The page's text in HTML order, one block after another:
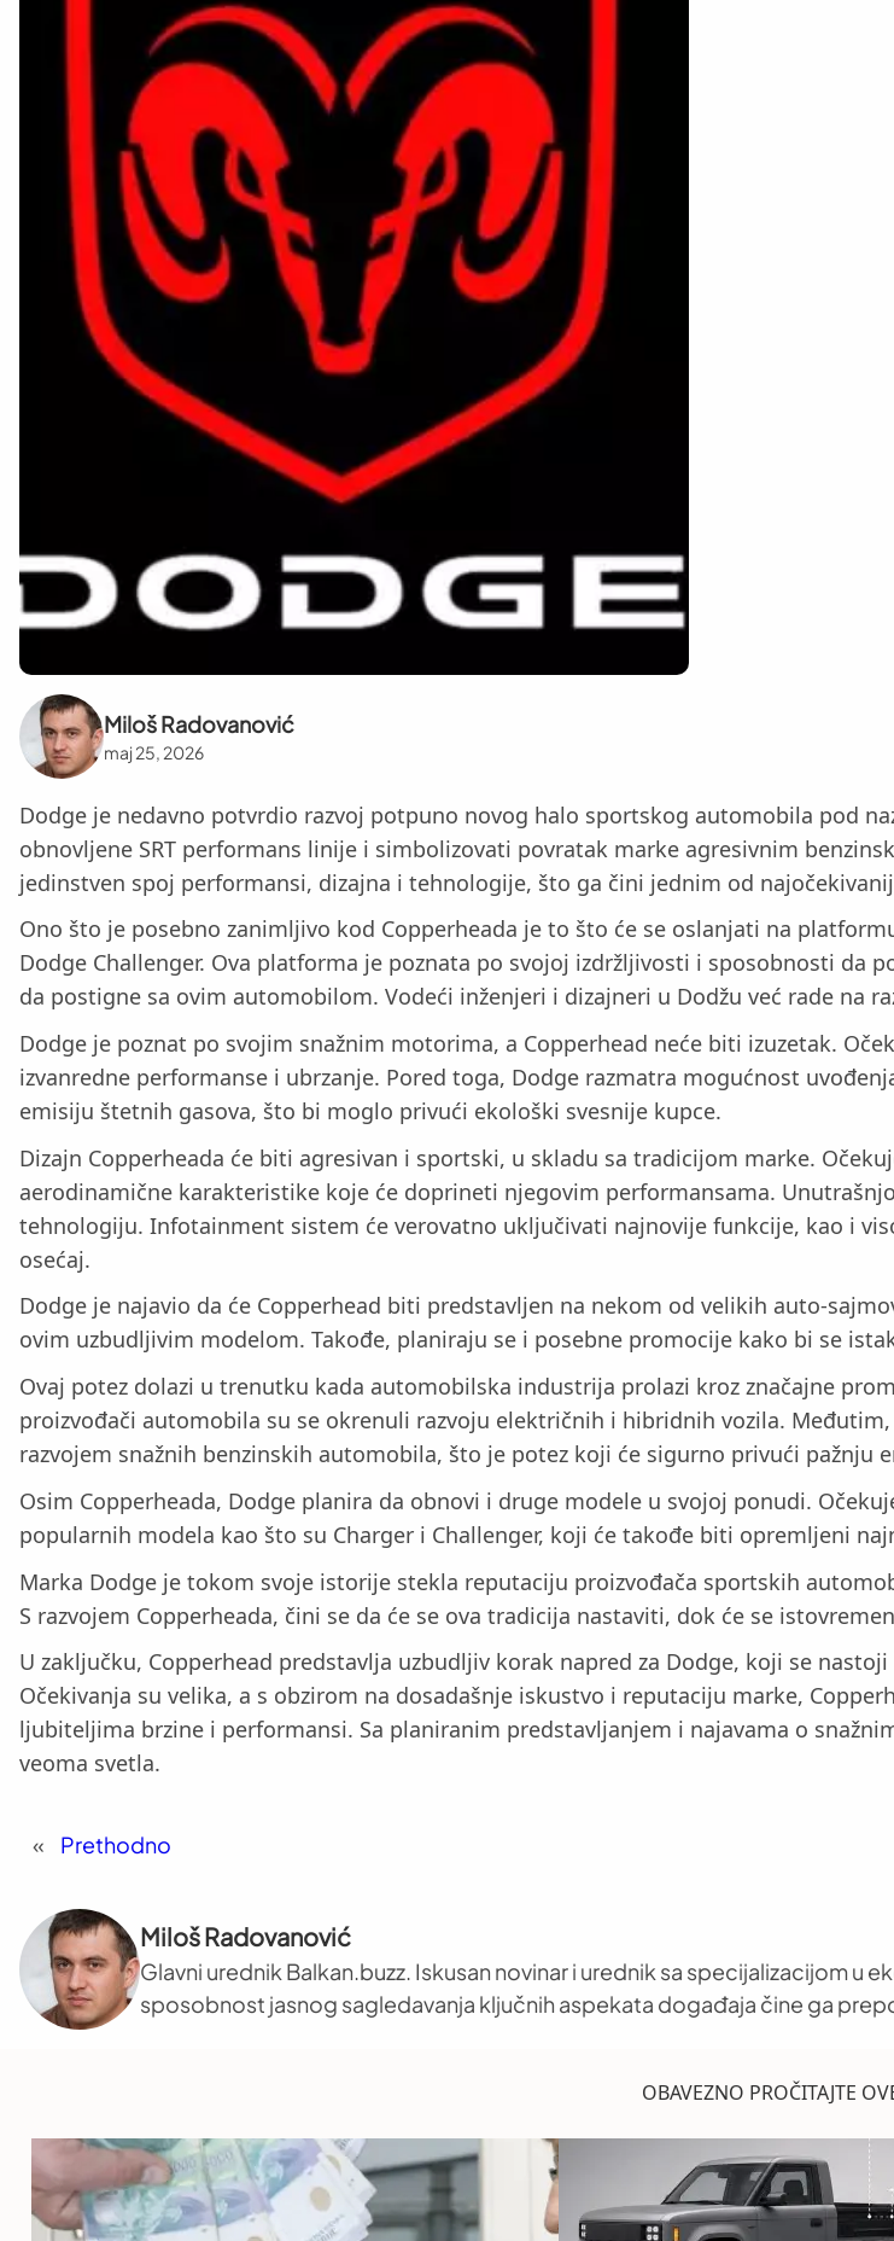
Miloš Radovanović
maj 25, 2026
Dodge je nedavno potvrdio razvoj potpuno novog halo sportskog automobila pod
obnovljene SRT performans linije i simbolizovati povratak marke agresivnim
jedinstven spoj performansi, dizajna i tehnologije, što ga čini jednim od
Ono što je posebno zanimljivo kod Copperheada je to što će se oslanjati na
Dodge Challenger. Ova platforma je poznata po svojoj izdržljivosti i sposobnosti da
da postigne sa ovim automobilom. Vodeći inženjeri i dizajneri u Dodžu već rade na
Dodge je poznat po svojim snažnim motorima, a Copperhead neće biti izuzetak.
izvanredne performanse i ubrzanje. Pored toga, Dodge razmatra mogućnost
emisiju štetnih gasova, što bi moglo privući ekološki svesnije kupce.
Dizajn Copperheada će biti agresivan i sportski, u skladu sa tradicijom marke.
aerodinamične karakteristike koje će doprineti njegovim performansama.
tehnologiju. Infotainment sistem će verovatno uključivati najnovije funkcije, kao i
osećaj.
Dodge je najavio da će Copperhead biti predstavljen na nekom od velikih auto-
ovim uzbudljivim modelom. Takođe, planiraju se i posebne promocije kako bi se
Ovaj potez dolazi u trenutku kada automobilska industrija prolazi kroz značajne
proizvođači automobila su se okrenuli razvoju električnih i hibridnih vozila.
razvojem snažnih benzinskih automobila, što je potez koji će sigurno privući pažnju
Osim Copperheada, Dodge planira da obnovi i druge modele u svojoj ponudi.
popularnih modela kao što su Charger i Challenger, koji će takođe biti opremljeni
Marka Dodge je tokom svoje istorije stekla reputaciju proizvođača sportskih
S razvojem Copperheada, čini se da će se ova tradicija nastaviti, dok će se
U zaključku, Copperhead predstavlja uzbudljiv korak napred za Dodge, koji se
Očekivanja su velika, a s obzirom na dosadašnje iskustvo i reputaciju marke,
ljubiteljima brzine i performansi. Sa planiranim predstavljanjem i najavama o
veoma svetla.
« Prethodno
Miloš Radovanović
Glavni urednik Balkan.buzz. Iskusan novinar i urednik sa specijalizacijom
sposobnost jasnog sagledavanja ključnih aspekata događaja čine ga
OBAVEZNO PROČITAJTE